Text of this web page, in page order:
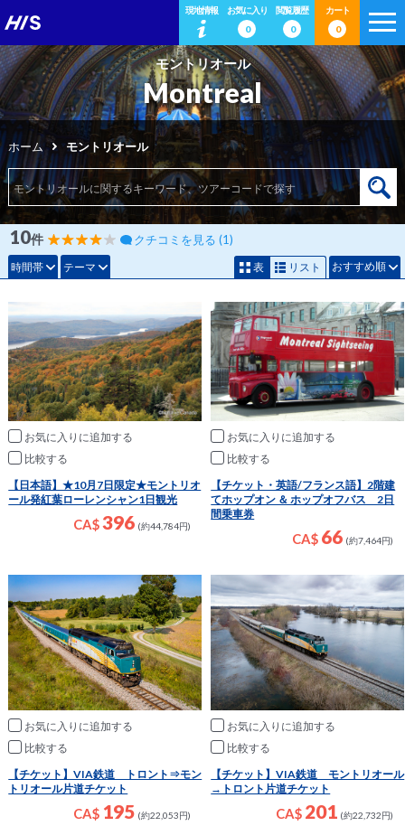
現地情報
お気に入り
0
閲覧履歴
0
カート
0
モントリオール
Montreal
ホーム モントリオール
時間帯 テーマ
10件 クチコミを見る (1)
表 リスト おすすめ順
お気に入りに追加
比較
【日本語】★10月7日限定★モントリオ
ール発紅葉ローレンシャン1日観光
CA$396 (約44,784円)
お気に入りに追加
比較
【チケット・英語/フランス語】2階建
てホップオン ＆ ホップオフバス 2日
間乗車券
CA$ 66 (約7,464円)
お気に入りに追加
比較
【チケット】VIA鉄道 トロント⇒モン
トリオール片道チケット
CA$ 195 (約22,053円)
お気に入りに追加
比較
【チケット】VIA鉄道 モントリオール
→トロント片道チケット
CA$ 201 (約22,732円)